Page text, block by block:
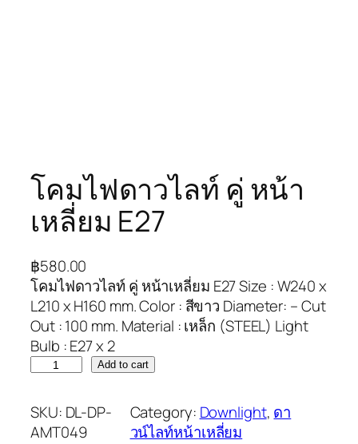
โคมไฟดาวไลท์ คู่ หน้า
เหลี่ยม E27
฿580.00
โคมไฟดาวไลท์ คู่ หน้าเหลี่ยม E27 Size : W240 x
L210 x H160 mm. Color : สีขาว Diameter: – Cut
Out : 100 mm. Material : เหล็ก (STEEL) Light
Bulb : E27 x 2
Add to cart
SKU: DL-DP-
AMT049
Category: Downlight, ดา
วน์ไลท์หน้าเหลี่ยม